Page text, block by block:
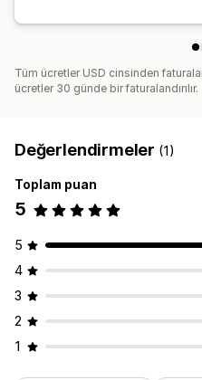
Tüm ücretler USD cinsinden
ücretler 30 günde bir faturalandırılır.
Değerlendirmeler (1)
Toplam puan
5
5
4
3
2
1